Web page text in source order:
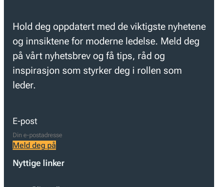
Hold deg oppdatert med de viktigste nyhetene
og innsiktene for moderne ledelse. Meld deg
på vårt nyhetsbrev og få tips, råd og
inspirasjon som styrker deg i rollen som
leder.
E-post
Meld deg på
Nyttige linker